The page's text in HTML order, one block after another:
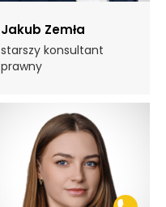
Jakub Zemła
starszy konsultant
prawny